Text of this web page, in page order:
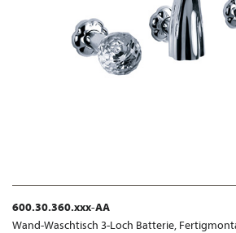
600.30.360.xxx-AA
Wand-Waschtisch 3-Loch Batterie,